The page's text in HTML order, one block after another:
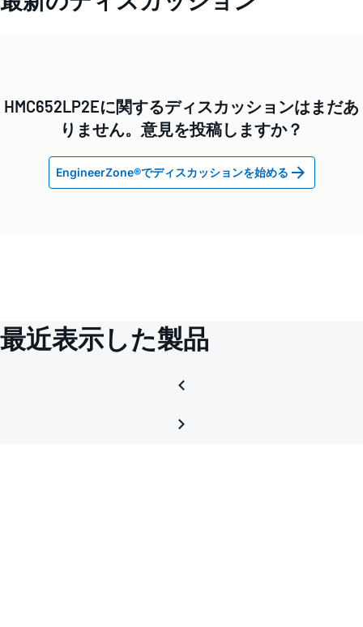
HMC652LP2Eに関するディスカッションはまだあ
りません。意見を投稿しますか？
EngineerZone®でディスカッションを始める
最近表示した製品